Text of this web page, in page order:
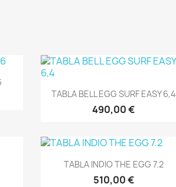
 Vista rápida
TABLA BELL EGG SURF EASY 6,4
490,00 €
Vista rápida
TABLA INDIO THE EGG 7.2
510,00 €